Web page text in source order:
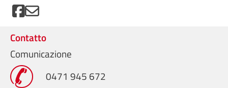
Contatto
Comunicazione
0471 945 672